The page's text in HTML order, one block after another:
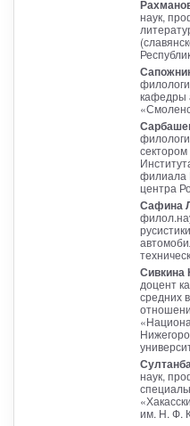
наук,
кафедры
филиала
центра
Сафина
Сивкина
доцент
средних
наук,
им. Н. Ф.